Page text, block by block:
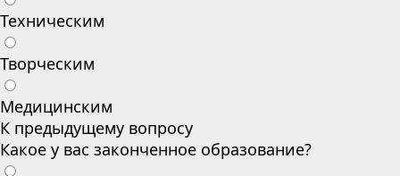
Техническим
Творческим
Медицинским
К предыдущему вопросу
Какое у вас законченное образование?